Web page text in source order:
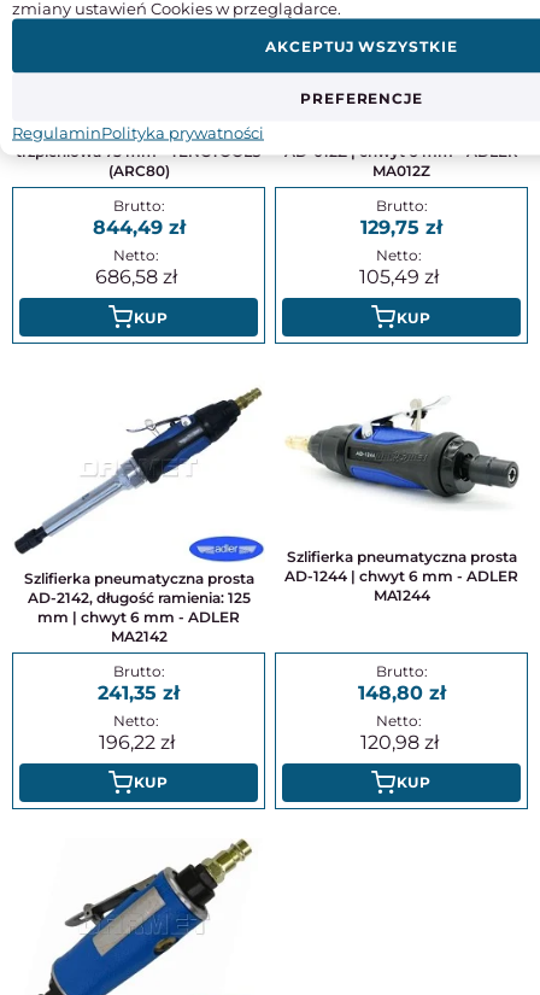
Szlifierka pneumatyczna prosta
trzpieniowa 75 mm - TENGTOOLS
(ARC80)
844,49
686,58
KUP
AD-012Z | chwyt 6 mm - ADLER
MA012Z
129,75
105,49
KUP
Szlifierka pneumatyczna prosta
AD-2142, długość ramienia: 125
mm | chwyt 6 mm - ADLER
MA2142
241,35
196,22
KUP
Szlifierka pneumatyczna prosta
AD-1244 | chwyt 6 mm - ADLER
MA1244
148,80
120,98
KUP
zmiany ustawień Cookies w przeglądarce.
PREFERENCJE
AKCEPTUJ WSZYSTKIE
RegulaminPolityka prywatności